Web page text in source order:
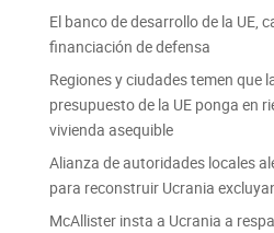
El banco de desarrollo de la UE,
financiación de defensa
Regiones y ciudades temen que
presupuesto de la UE ponga en
vivienda asequible
Alianza de autoridades locales
para reconstruir Ucrania
McAllister insta a Ucrania a